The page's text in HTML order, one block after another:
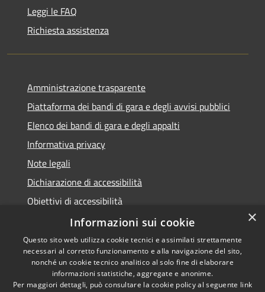
Leggi le FAQ
Richiesta assistenza
Amministrazione trasparente
Piattaforma dei bandi di gara e degli avvisi pubblici
Elenco dei bandi di gara e degli appalti
Informativa privacy
Note legali
Dichiarazione di accessibilità
Obiettivi di accessibilità
Accessibilità
Privacy
×
Informazioni sui cookie
Questo sito web utilizza cookie tecnici e assimilati strettamente
necessari al corretto funzionamento e alla navigazione del sito,
nonché un cookie tecnico analitico al solo fine di elaborare
informazioni statistiche, aggregate e anonime.
Per maggiori dettagli, può consultare la cookie policy al seguente link